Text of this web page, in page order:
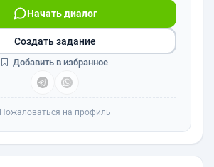
Начать диалог
Создать задание
Добавить в избранное
Пожаловаться на профиль